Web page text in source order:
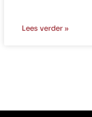
Lees verder »